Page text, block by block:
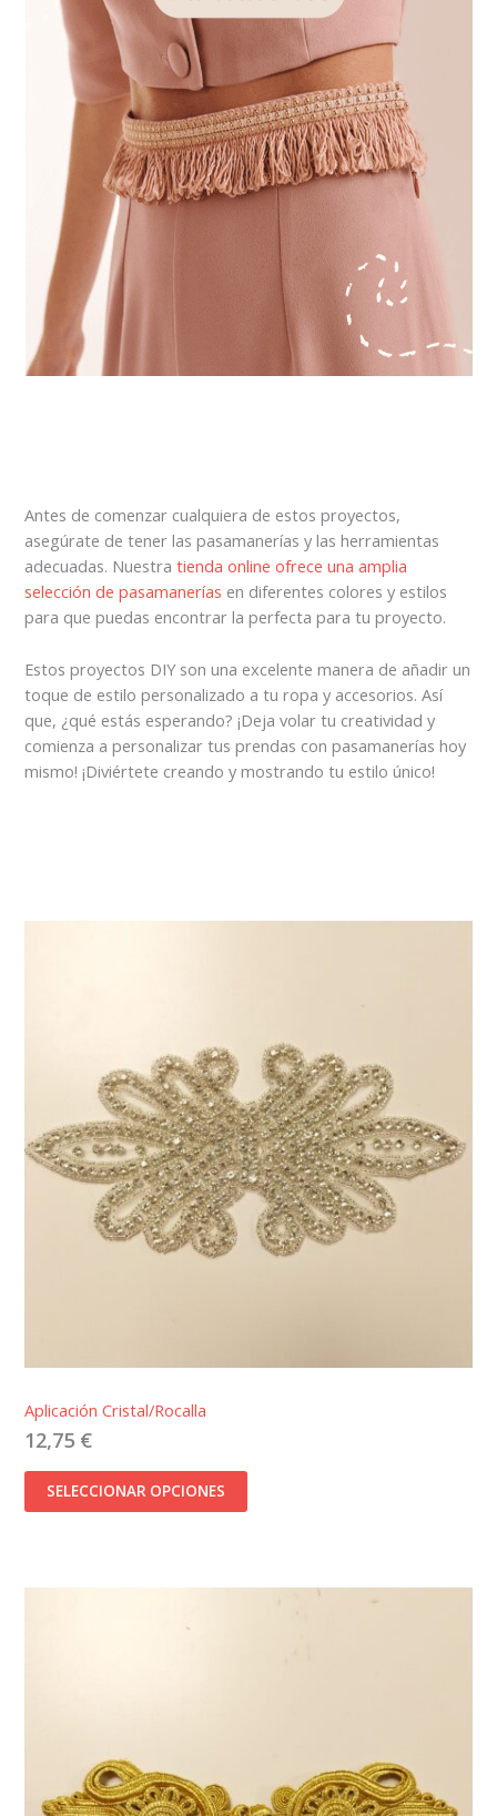
Antes de comenzar cualquiera de estos proyectos,
asegúrate de tener las pasamanerías y las herramientas
adecuadas. Nuestratienda online ofrece una amplia
selección de pasamanerías en diferentes colores y estilos
para que puedas encontrar la perfecta para tu proyecto.
Estos proyectos DIY son una excelente manera de añadir un
toque de estilo personalizado a tu ropa y accesorios. Así
que, ¿qué estás esperando? ¡Deja volar tu creatividad y
comienza a personalizar tus prendas con pasamanerías hoy
mismo! ¡Diviértete creando y mostrando tu estilo único!
Aplicación Cristal/Rocalla
12,75 €
SELECCIONAR OPCIONES